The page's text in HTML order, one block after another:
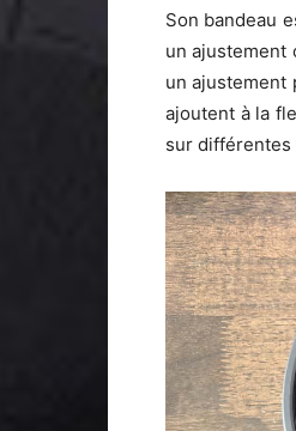
Son bandeau
un ajustement
un ajustement
ajoutent à la
sur différentes